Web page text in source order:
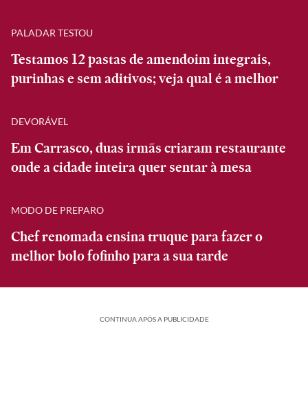
PALADAR TESTOU
Testamos 12 pastas de amendoim integrais,
purinhas e sem aditivos; veja qual é a melhor
DEVORÁVEL
Em Carrasco, duas irmãs criaram restaurante
onde a cidade inteira quer sentar à mesa
MODO DE PREPARO
Chef renomada ensina truque para fazer o
melhor bolo fofinho para a sua tarde
CONTINUA APÓS A PUBLICIDADE